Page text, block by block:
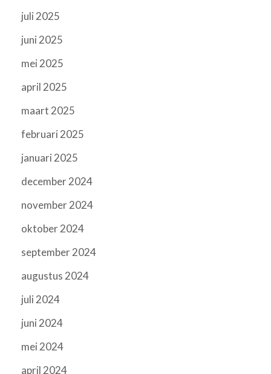
juli 2025
juni 2025
mei 2025
april 2025
maart 2025
februari 2025
januari 2025
december 2024
november 2024
oktober 2024
september 2024
augustus 2024
juli 2024
juni 2024
mei 2024
april 2024